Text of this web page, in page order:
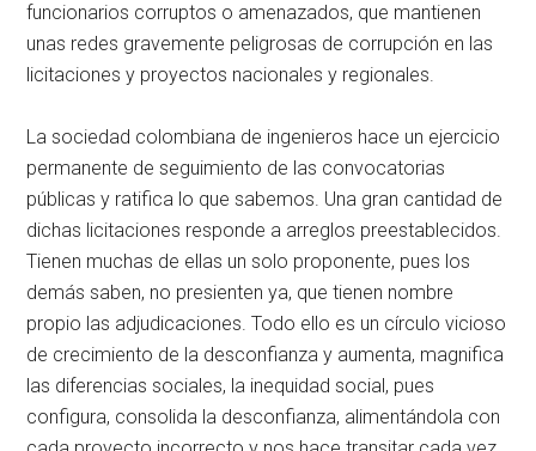
funcionarios corruptos o amenazados, que mantienen
unas redes gravemente peligrosas de corrupción en las
licitaciones y proyectos nacionales y regionales.
La sociedad colombiana de ingenieros hace un ejercicio
permanente de seguimiento de las convocatorias
públicas y ratifica lo que sabemos. Una gran cantidad de
dichas licitaciones responde a arreglos preestablecidos.
Tienen muchas de ellas un solo proponente, pues los
demás saben, no presienten ya, que tienen nombre
propio las adjudicaciones. Todo ello es un círculo vicioso
de crecimiento de la desconfianza y aumenta, magnifica
las diferencias sociales, la inequidad social, pues
configura, consolida la desconfianza, alimentándola con